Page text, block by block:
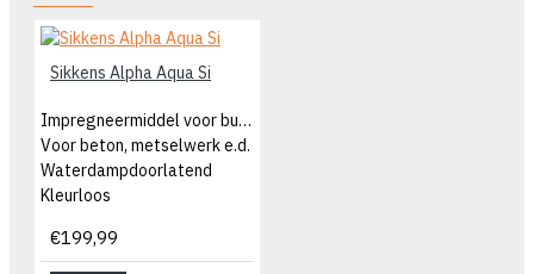
Sikkens Alpha Aqua Si
Impregneermiddel voor buitengevel
Voor beton, metselwerk e.d.
Waterdampdoorlatend
Kleurloos
€199,99